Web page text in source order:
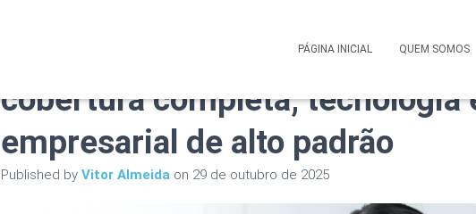
PÁGINA INICIAL QUEM SOMOS
Plano de Saúde Amil
cobertura completa, tecnologia
empresarial de alto padrão
Published by Vitor Almeida on 29 de outubro de 2025